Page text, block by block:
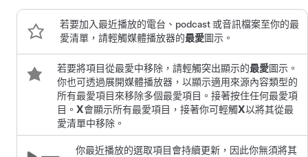
若要加入最近播放的電台、podcast 或音訊檔案至你的最
愛清單，請輕觸媒體播放器的最愛圖示。
若要將項目從最愛中移除，請輕觸突出顯示的最愛圖示。
你也可透過展開媒體播放器，以顯示適用來源內容類型的
所有最愛項目來移除多個最愛項目。接著按住任何最愛項
目。X會顯示所有最愛項目，接著你可輕觸X以將其從最
愛清單中移除。
你最近播放的選取項目會持續更新，因此你無須將其